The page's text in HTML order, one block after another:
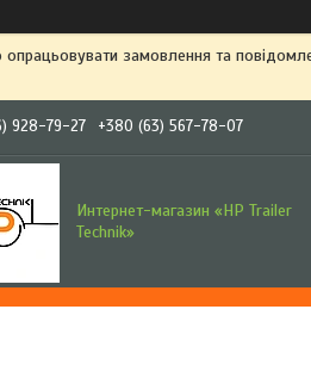
замовлення та
928-79-27 +380 (63) 567-78-07
Интернет-магазин «HP Trailer
Technik»